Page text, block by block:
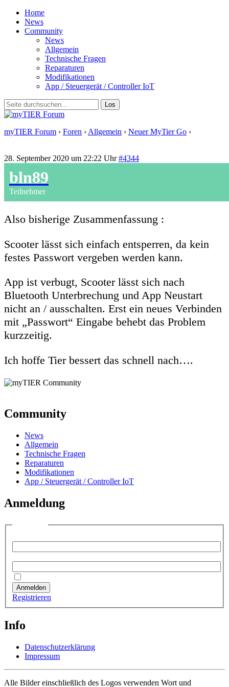
Home
News
Community
News
Allgemein
Technische Fragen
Reparaturen
Modifikationen
App / Steuergerät / Controller IoT
myTIER Forum › Foren › Allgemein › Neuer MyTier Go ›
28. September 2020 um 22:22 Uhr #4344
bln89
Teilnehmer
Also bisherige Zusammenfassung :
Scooter lässt sich einfach entsperren, da kein
festes Passwort vergeben werden kann.
App ist verbugt, Scooter lässt sich nach
Bluetooth Unterbrechung und App Neustart
nicht an / ausschalten. Erst ein neues Verbinden
mit „Passwort“ Eingabe behebt das Problem
kurzzeitig.
Ich hoffe Tier bessert das schnell nach….
Community
News
Allgemein
Technische Fragen
Reparaturen
Modifikationen
App / Steuergerät / Controller IoT
Anmeldung
Anmelden
Registrieren
Info
Datenschutzerklärung
Impressum
Alle Bilder einschließlich des Logos verwenden Wort und